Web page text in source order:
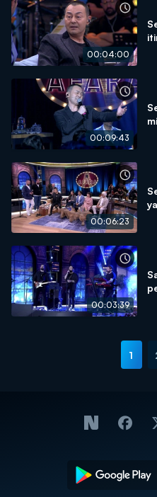
00:04:00
00:09:43
00:06:23
00:03:39
1